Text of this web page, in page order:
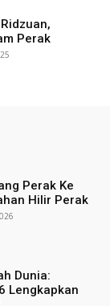
Perak
Perak Ke
Hilir Perak
Dunia:
Lengkapkan